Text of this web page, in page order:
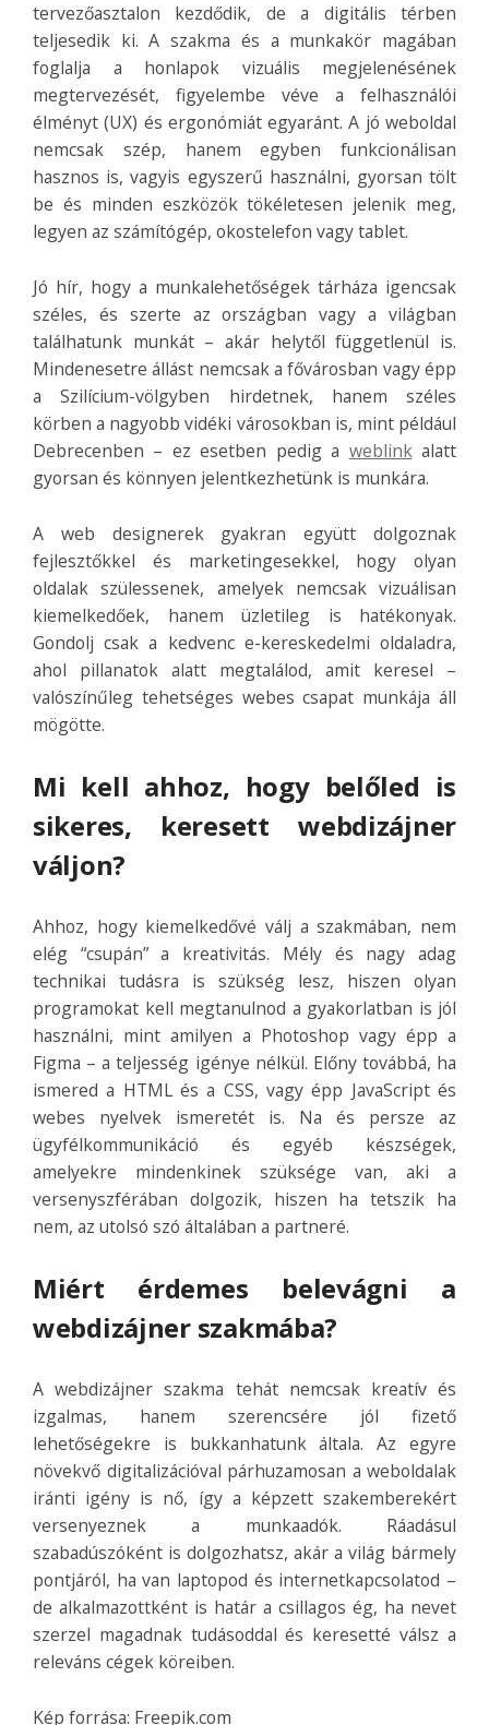
tervezőasztalon kezdődik, de a digitális térben
teljesedik ki. A szakma és a munkakör magában
foglalja a honlapok vizuális megjelenésének
megtervezését, figyelembe véve a felhasználói
élményt (UX) és ergonómiát egyaránt. A jó weboldal
nemcsak szép, hanem egyben funkcionálisan
hasznos is, vagyis egyszerű használni, gyorsan tölt
be és minden eszközök tökéletesen jelenik meg,
legyen az számítógép, okostelefon vagy tablet.
Jó hír, hogy a munkalehetőségek tárháza igencsak
széles, és szerte az országban vagy a világban
találhatunk munkát – akár helytől függetlenül is.
Mindenesetre állást nemcsak a fővárosban vagy épp
a Szilícium-völgyben hirdetnek, hanem széles
körben a nagyobb vidéki városokban is, mint például
Debrecenben – ez esetben pedig a weblinkalatt
gyorsan és könnyen jelentkezhetünk is munkára.
A web designerek gyakran együtt dolgoznak
fejlesztőkkel és marketingesekkel, hogy olyan
oldalak szülessenek, amelyek nemcsak vizuálisan
kiemelkedőek, hanem üzletileg is hatékonyak.
Gondolj csak a kedvenc e-kereskedelmi oldaladra,
ahol pillanatok alatt megtalálod, amit keresel –
valószínűleg tehetséges webes csapat munkája áll
mögötte.
Mi kell ahhoz, hogy belőled is
sikeres, keresett webdizájner
váljon?
Ahhoz, hogy kiemelkedővé válj a szakmában, nem
elég “csupán” a kreativitás. Mély és nagy adag
technikai tudásra is szükség lesz, hiszen olyan
programokat kell megtanulnod a gyakorlatban is jól
használni, mint amilyen a Photoshop vagy épp a
Figma – a teljesség igénye nélkül. Előny továbbá, ha
ismered a HTML és a CSS, vagy épp JavaScript és
webes nyelvek ismeretét is. Na és persze az
ügyfélkommunikáció és egyéb készségek,
amelyekre mindenkinek szüksége van, aki a
versenyszférában dolgozik, hiszen ha tetszik ha
nem, az utolsó szó általában a partneré.
Miért érdemes belevágni a
webdizájner szakmába?
A webdizájner szakma tehát nemcsak kreatív és
izgalmas, hanem szerencsére jól fizető
lehetőségekre is bukkanhatunk általa. Az egyre
növekvő digitalizációval párhuzamosan a weboldalak
iránti igény is nő, így a képzett szakemberekért
versenyeznek a munkaadók. Ráadásul
szabadúszóként is dolgozhatsz, akár a világ bármely
pontjáról, ha van laptopod és internetkapcsolatod –
de alkalmazottként is határ a csillagos ég, ha nevet
szerzel magadnak tudásoddal és keresetté válsz a
releváns cégek köreiben.
Kép forrása: Freepik.com